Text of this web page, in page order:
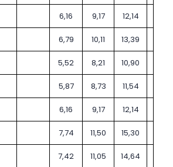
6,16 9,17 12,14
6,79 10,11 13,39
5,52 8,21 10,90
5,87 8,73 11,54
6,16 9,17 12,14
7,74 11,50 15,30
7,42 11,05 14,64